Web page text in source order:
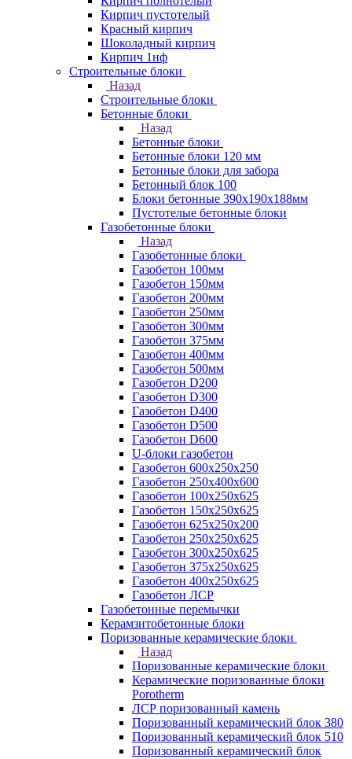
Кирпич пустотелый
Красный кирпич
Шоколадный кирпич
Кирпич 1нф
Строительные блоки
Назад
Строительные блоки
Бетонные блоки
Назад
Бетонные блоки
Бетонные блоки 120 мм
Бетонные блоки для забора
Бетонный блок 100
Блоки бетонные 390х190х188мм
Пустотелые бетонные блоки
Газобетонные блоки
Назад
Газобетонные блоки
Газобетон 100мм
Газобетон 150мм
Газобетон 200мм
Газобетон 250мм
Газобетон 300мм
Газобетон 375мм
Газобетон 400мм
Газобетон 500мм
Газобетон D200
Газобетон D300
Газобетон D400
Газобетон D500
Газобетон D600
U-блоки газобетон
Газобетон 600x250x250
Газобетон 250x400x600
Газобетон 100х250х625
Газобетон 150х250х625
Газобетон 625х250х200
Газобетон 250х250х625
Газобетон 300х250х625
Газобетон 375х250х625
Газобетон 400х250х625
Газобетон ЛСР
Газобетонные перемычки
Керамзитобетонные блоки
Поризованные керамические блоки
Назад
Поризованные керамические блоки
Керамические поризованные блоки
Porotherm
ЛСР поризованный камень
Поризованный керамический блок 380
Поризованный керамический блок 510
Поризованный керамический блок